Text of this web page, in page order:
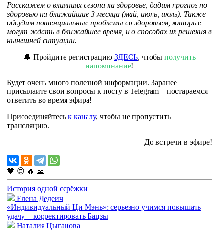
Расскажем о влияниях сезона на здоровье, дадим прогноз по
здоровью на ближайшие 3 месяца (май, июнь, июль). Также
обсудим потенциальные проблемы со здоровьем, которые
могут ждать в ближайшее время, и о способах их решения в
нынешней ситуации.
🔔 Пройдите регистрацию ЗДЕСЬ, чтобы получить
напоминание!
Будет очень много полезной информации. Заранее
присылайте свои вопросы к посту в Telegram – постараемся
ответить во время эфира!
Присоединяйтесь к каналу, чтобы не пропустить
трансляцию.
До встречи в эфире!
🧡 😍 🔥 🙏
История одной серёжки
Елена Дедеич
«Индивидуальный Ци Мэнь»: серьезно учимся повышать
удачу + корректировать Бацзы
Наталия Цыганова